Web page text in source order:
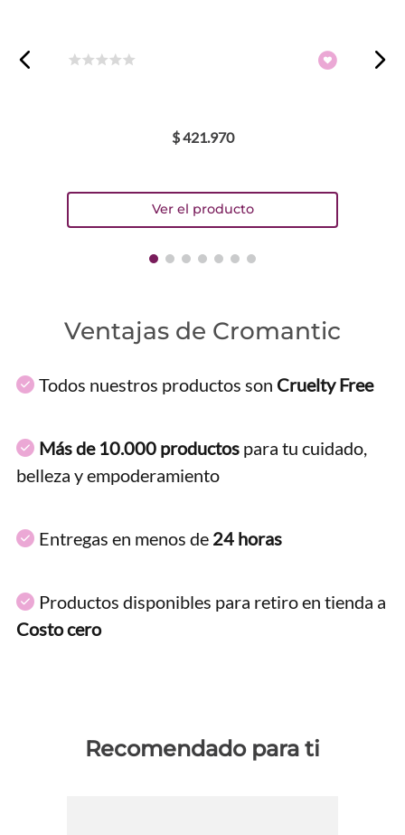
$421.970
Ventajas de Cromantic
Todos nuestros productos son Cruelty Free
Más de 10.000 productos para tu cuidado,
belleza y empoderamiento
Entregas en menos de 24 horas
Productos disponibles para retiro en tienda a
Costo cero
Recomendado para ti